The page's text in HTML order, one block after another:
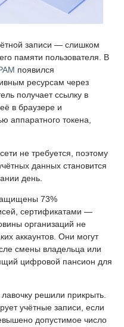
записи — слишком
памяти пользователя. В
появился
ресурсам через
получает ссылку в
в браузере и
аппаратного токена,
не требуется, поэтому
данных становится
день.
73%
сертификатами —
организаций не
аккаунтов. Они могут
смены владельца или
цифровой пансион для
решили прикрыть.
учётные записи, если
допустимое число